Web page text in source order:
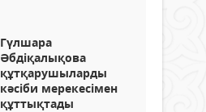
Гүлшара
Әбдіқалықова
құтқарушыларды
кәсіби мерекесімен
құттықтады